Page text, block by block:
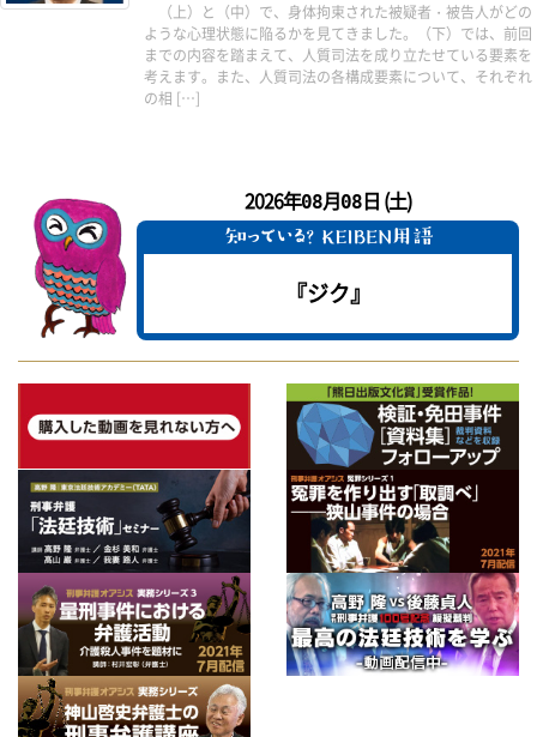
（上）と（中）で、身体拘束された被疑者・被告人がどの
ような心理状態に陥るかを見てきました。（下）では、前回
までの内容を踏まえて、人質司法を成り立たせている要素を
考えます。また、人質司法の各構成要素について、それぞれ
の相 […]
2026年08月08日 (土)
『ジク』